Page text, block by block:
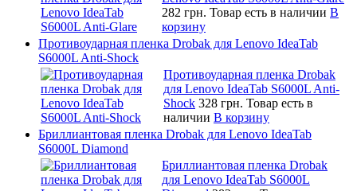
282 грн. Товар есть в наличии В
корзину
Противоударная пленка Drobak для Lenovo IdeaTab
S6000L Anti-Shock
Противоударная пленка Drobak
для Lenovo IdeaTab S6000L Anti-
Shock 328 грн. Товар есть в
наличии В корзину
Бриллиантовая пленка Drobak для Lenovo IdeaTab
S6000L Diamond
Бриллиантовая пленка Drobak
для Lenovo IdeaTab S6000L